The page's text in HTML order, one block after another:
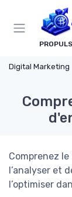
Digital Marketing
Comprenez
l’analyser et
l’optimiser
Panneau de